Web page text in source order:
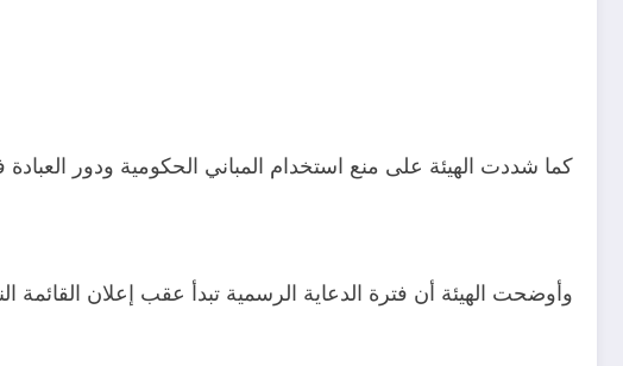
كما شددت الهيئة على منع استخدام المباني الحكومية ودور
وأوضحت الهيئة أن فترة الدعاية الرسمية تبدأ عقب إعلان القائمة النهائية للمرشحين وتستمر